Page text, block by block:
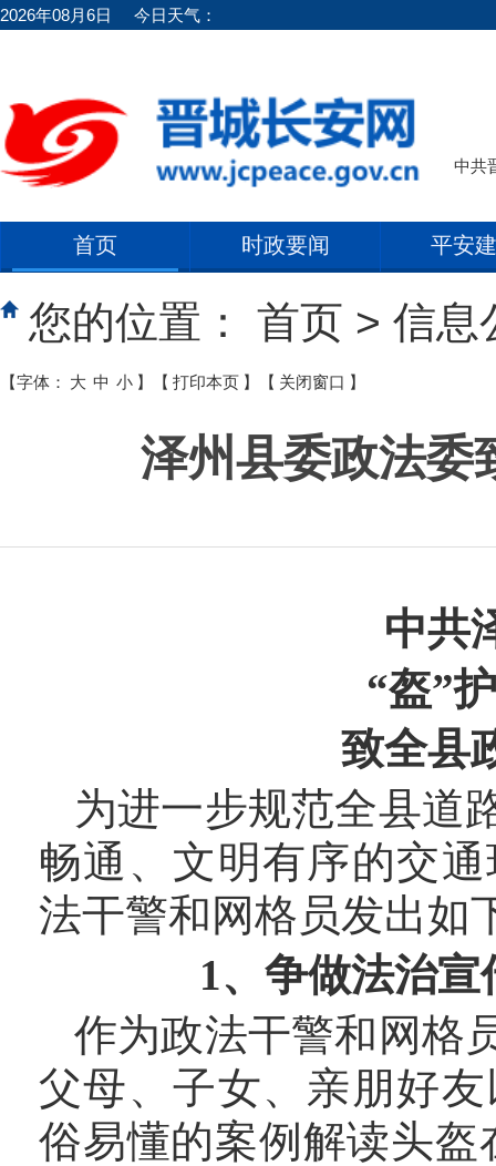
2026年08月6日 今日天气：
中共
首页 时政要闻 平安
您的位置： 首页 > 信息
【字体： 大 中 小 】 【 打印本页 】 【 关闭窗口 】
泽州县委政法委
中共
“盔”
致全县
为进一步规范全县道
畅通、文明有序的交
法干警和网格员发出如
1、争做法治宣
作为政法干警和网格
父母、子女、亲朋好
俗易懂的案例解读头